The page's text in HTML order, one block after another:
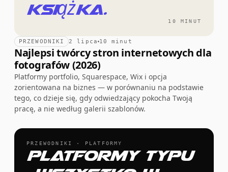
książka.
10 MINUT
PRZEWODNIKI 2 lipca 10 minut
Najlepsi twórcy stron internetowych dla
fotografów (2026)
Platformy portfolio, Squarespace, Wix i opcja
zorientowana na biznes — w porównaniu na podstawie
tego, co dzieje się, gdy odwiedzający pokocha Twoją
pracę, a nie według galerii szablonów.
PRZEWODNIKI · PLATFORMY
Platformy typu